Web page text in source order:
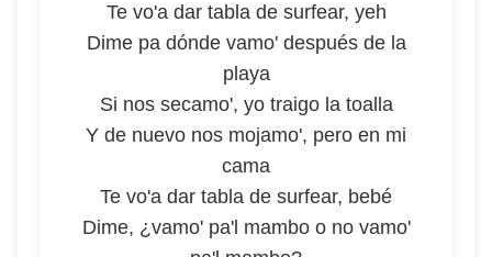
Te vo'a dar tabla de surfear, yeh
Dime pa dónde vamo' después de la
playa
Si nos secamo', yo traigo la toalla
Y de nuevo nos mojamo', pero en mi
cama
Te vo'a dar tabla de surfear, bebé
Dime, ¿vamo' pa'l mambo o no vamo'